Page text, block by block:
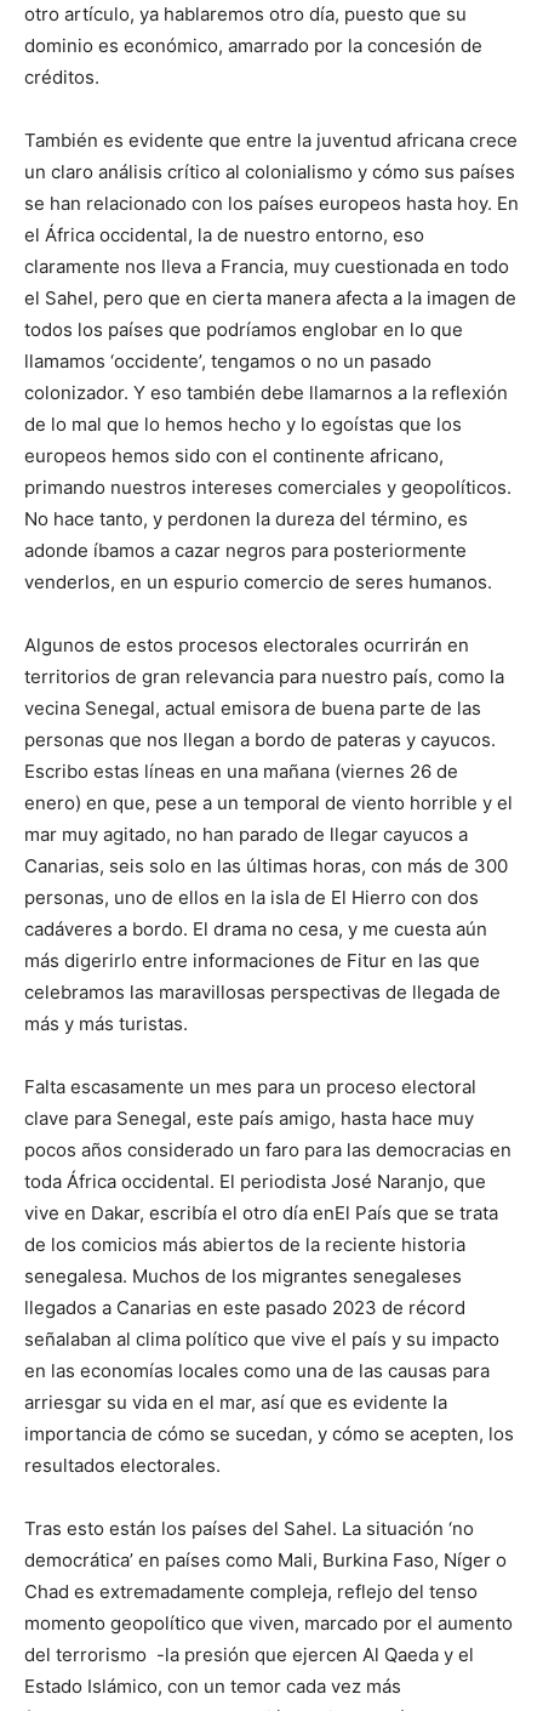
otro artículo, ya hablaremos otro día, puesto que su
dominio es económico, amarrado por la concesión de
créditos.
También es evidente que entre la juventud africana crece
un claro análisis crítico al colonialismo y cómo sus países
se han relacionado con los países europeos hasta hoy. En
el África occidental, la de nuestro entorno, eso
claramente nos lleva a Francia, muy cuestionada en todo
el Sahel, pero que en cierta manera afecta a la imagen de
todos los países que podríamos englobar en lo que
llamamos ‘occidente’, tengamos o no un pasado
colonizador. Y eso también debe llamarnos a la reflexión
de lo mal que lo hemos hecho y lo egoístas que los
europeos hemos sido con el continente africano,
primando nuestros intereses comerciales y geopolíticos.
No hace tanto, y perdonen la dureza del término, es
adonde íbamos a cazar negros para posteriormente
venderlos, en un espurio comercio de seres humanos.
Algunos de estos procesos electorales ocurrirán en
territorios de gran relevancia para nuestro país, como la
vecina Senegal, actual emisora de buena parte de las
personas que nos llegan a bordo de pateras y cayucos.
Escribo estas líneas en una mañana (viernes 26 de
enero) en que, pese a un temporal de viento horrible y el
mar muy agitado, no han parado de llegar cayucos a
Canarias, seis solo en las últimas horas, con más de 300
personas, uno de ellos en la isla de El Hierro con dos
cadáveres a bordo. El drama no cesa, y me cuesta aún
más digerirlo entre informaciones de Fitur en las que
celebramos las maravillosas perspectivas de llegada de
más y más turistas.
Falta escasamente un mes para un proceso electoral
clave para Senegal, este país amigo, hasta hace muy
pocos años considerado un faro para las democracias en
toda África occidental. El periodista José Naranjo, que
vive en Dakar, escribía el otro día enEl País que se trata
de los comicios más abiertos de la reciente historia
senegalesa. Muchos de los migrantes senegaleses
llegados a Canarias en este pasado 2023 de récord
señalaban al clima político que vive el país y su impacto
en las economías locales como una de las causas para
arriesgar su vida en el mar, así que es evidente la
importancia de cómo se sucedan, y cómo se acepten, los
resultados electorales.
Tras esto están los países del Sahel. La situación ‘no
democrática’ en países como Mali, Burkina Faso, Níger o
Chad es extremadamente compleja, reflejo del tenso
momento geopolítico que viven, marcado por el aumento
del terrorismo -la presión que ejercen Al Qaeda y el
Estado Islámico, con un temor cada vez más